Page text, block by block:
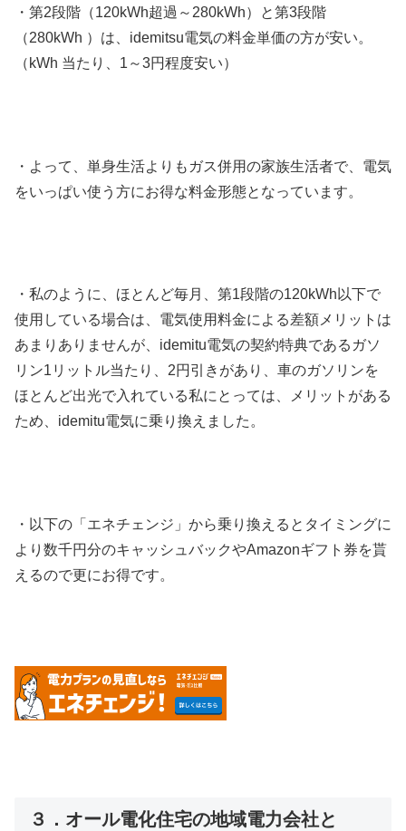
・第2段階（120kWh超過～280kWh）と第3段階
（280kWh ）は、idemitsu電気の料金単価の方が安い。
（kWh 当たり、1～3円程度安い）
・よって、単身生活よりもガス併用の家族生活者で、電気
をいっぱい使う方にお得な料金形態となっています。
・私のように、ほとんど毎月、第1段階の120kWh以下で
使用している場合は、電気使用料金による差額メリットは
あまりありませんが、idemitu電気の契約特典であるガソ
リン1リットル当たり、2円引きがあり、車のガソリンを
ほとんど出光で入れている私にとっては、メリットがある
ため、idemitu電気に乗り換えました。
・以下の「エネチェンジ」から乗り換えるとタイミングに
より数千円分のキャッシュバックやAmazonギフト券を貰
えるので更にお得です。
３．オール電化住宅の地域電力会社と